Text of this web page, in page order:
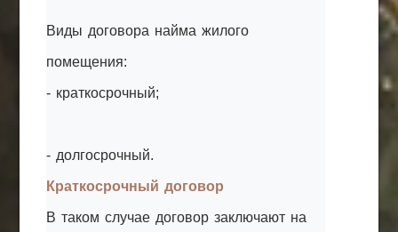
Виды договора найма жилого
помещения:
- краткосрочный;
- долгосрочный.
Краткосрочный договор
В таком случае договор заключают на